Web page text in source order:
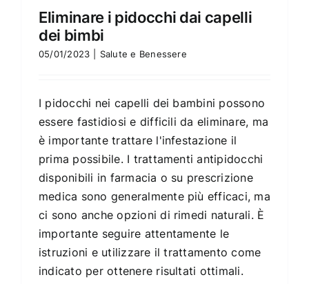
Eliminare i pidocchi dai capelli
dei bimbi
05/01/2023 Salute e Benessere
I pidocchi nei capelli dei bambini possono
essere fastidiosi e difficili da eliminare, ma
è importante trattare l'infestazione il
prima possibile. I trattamenti antipidocchi
disponibili in farmacia o su prescrizione
medica sono generalmente più efficaci, ma
ci sono anche opzioni di rimedi naturali. È
importante seguire attentamente le
istruzioni e utilizzare il trattamento come
indicato per ottenere risultati ottimali.